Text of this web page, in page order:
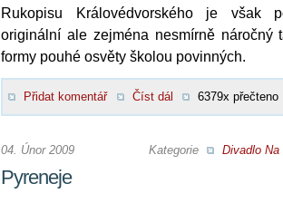
Rukopisu Královédvorského je však
originální ale zejména nesmírně náročný
formy pouhé osvěty školou povinných.
Přidat komentář Číst dál 6379x přečteno
Kategorie Divadlo Na
04. Únor 2009
Pyreneje